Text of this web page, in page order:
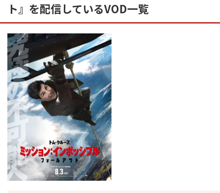
ト』を配信しているVOD一覧